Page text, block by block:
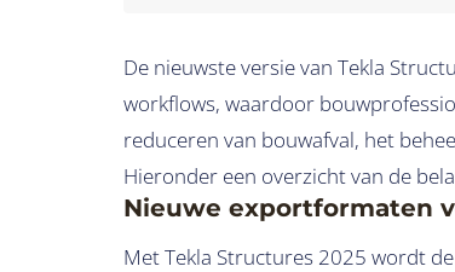
De nieuwste versie van Tekla
workflows, waardoor
reduceren van bouwafval, het
Hieronder een overzicht van de
Nieuwe exportformaten
Met Tekla Structures 2025 wordt